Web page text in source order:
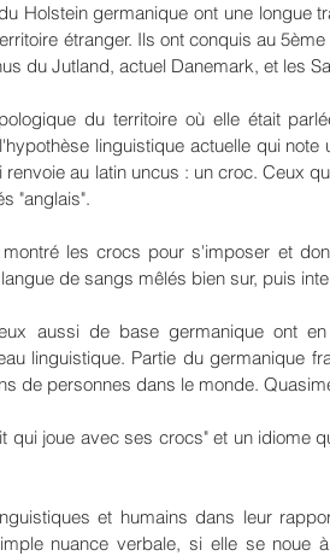
Holstein germanique ont une longue
étranger. Ils ont conquis au
du Jutland, actuel Danemark, et les
du territoire où elle était
linguistique actuelle qui
renvoie au latin uncus : un croc. Ceux
"anglais".
les crocs pour s'imposer et
de sangs mêlés bien sur, puis
aussi de base germanique ont
linguistique. Partie du germanique
de personnes dans le monde.
qui joue avec ses crocs" et un idiome
et humains dans leur
nuance verbale, si elle se noue